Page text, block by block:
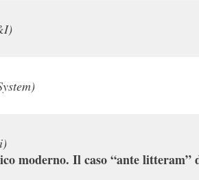
moderno. Il caso “ante litteram”